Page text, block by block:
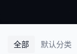
全部 默认分类